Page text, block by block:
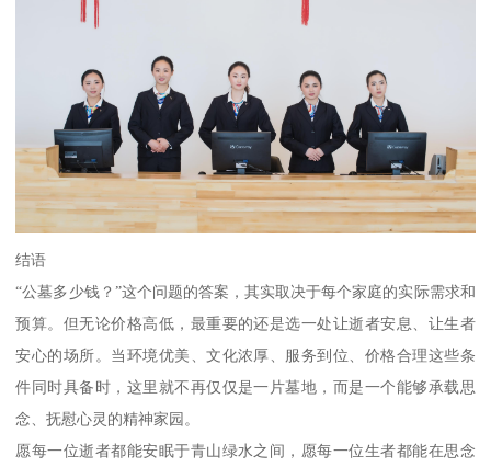
结语
“公墓多少钱？”这个问题的答案，其实取决于每个家庭的实际需求和
预算。但无论价格高低，最重要的还是选一处让逝者安息、让生者
安心的场所。当环境优美、文化浓厚、服务到位、价格合理这些条
件同时具备时，这里就不再仅仅是一片墓地，而是一个能够承载思
念、抚慰心灵的精神家园。
愿每一位逝者都能安眠于青山绿水之间，愿每一位生者都能在思念